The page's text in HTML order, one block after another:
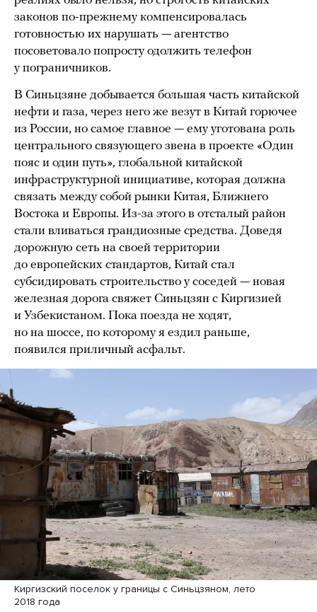
законов по-прежнему компенсировалась
готовностью их нарушать — агентство
посоветовало попросту одолжить телефон
у пограничников.
В Синьцзяне добывается большая часть китайской
нефти и газа, через него же везут в Китай горючее
из России, но самое главное — ему уготована роль
центрального связующего звена в проекте «Один
пояс и один путь», глобальной китайской
инфраструктурной инициативе, которая должна
связать между собой рынки Китая, Ближнего
Востока и Европы. Из-за этого в отсталый район
стали вливаться грандиозные средства. Доведя
дорожную сеть на своей территории
до европейских стандартов, Китай стал
субсидировать строительство у соседей — новая
железная дорога свяжет Синьцзян с Киргизией
и Узбекистаном. Пока поезда не ходят,
но на шоссе, по которому я ездил раньше,
появился приличный асфальт.
Киргизский поселок у границы с Синьцзяном, лето
2018 года